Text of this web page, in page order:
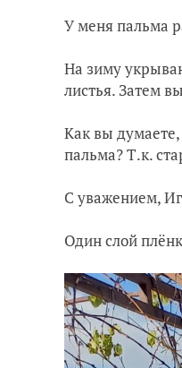
У меня пальма
На зиму
листья. Затем
Как вы думаете,
пальма? Т.к.
С уважением,
Один слой